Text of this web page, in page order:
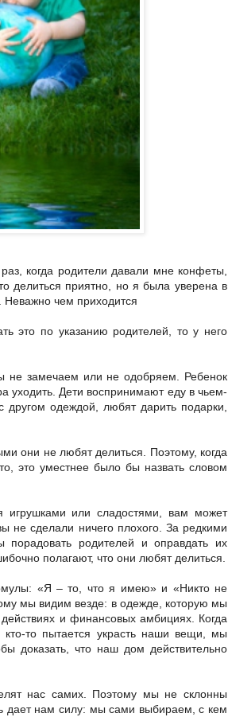
когда родители давали мне конфеты,
делиться приятно, но я была уверена в
Неважно чем приходится
это по указанию родителей, то у него
не замечаем или не одобряем. Ребенок
уходить. Дети воспринимают еду в чьем-
одеждой, любят дарить подарки,
они не любят делиться. Поэтому, когда
это уместнее было бы назвать словом
игрушками или сладостями, вам может
не сделали ничего плохого. За редкими
родителей и оправдать их
полагают, что они любят делиться.
«Я – то, что я имею» и «Никто не
мы видим везде: в одежде, которую мы
и финансовых амбициях. Когда
кто-то пытается украсть наши вещи, мы
доказать, что наш дом действительно
нас самих. Поэтому мы не склонны
дает нам силу: мы сами выбираем, с кем